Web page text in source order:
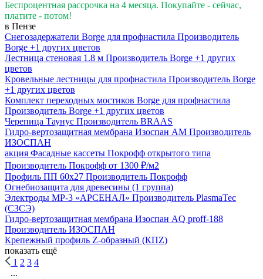
Беспроцентная рассрочка на 4 месяца. Покупайте - сейчас,
платите - потом!
в Пензе
Снегозадержатели Вorge для профнастила Производитель
Borge +1 других цветов
Лестница стеновая 1.8 м Производитель Borge +1 других
цветов
Кровельные лестницы для профнастила Производитель Borge
+1 других цветов
Комплект переходных мостиков Borge для профнастила
Производитель Borge +1 других цветов
Черепица Таунус Производитель BRAAS
Гидро-вертозащитная мембрана Изоспан AM Производитель
ИЗОСПАН
акция Фасадные кассеты Покрофф открытого типа
Производитель Покрофф от 1300 ₽/м2
Профиль ПП 60х27 Производитель Покрофф
Огнебиозащита для древесины (1 группа)
Электроды МР-3 «АРСЕНАЛ» Производитель PlasmaTec
(СЗСЭ)
Гидро-вертозащитная мембрана Изоспан AQ prоff-188
Производитель ИЗОСПАН
Крепежный профиль Z-образный (КПZ)
показать ещё
1 2 3 4
...